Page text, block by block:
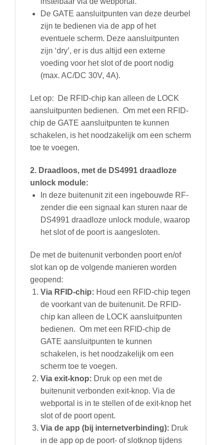
De GATE aansluitpunten van deze deurbel
zijn te bedienen via de app of het
eventuele scherm. Deze aansluitpunten
zijn ‘dry’, er is dus altijd een externe
voeding voor het slot of de poort nodig
(max. AC/DC 30V, 4A).
Let op: De RFID-chip kan alleen de LOCK
aansluitpunten bedienen. Om met een RFID-
chip de GATE aansluitpunten te kunnen
schakelen, is het noodzakelijk om een scherm
toe te voegen.
2. Draadloos, met de DS4991 draadloze
unlock module:
In deze buitenunit zit een ingebouwde RF-
zender die een signaal kan sturen naar de
DS4991 draadloze unlock module, waarop
het slot of de poort is aangesloten.
De met de buitenunit verbonden poort en/of
slot kan op de volgende manieren worden
geopend:
Via RFID-chip: Houd een RFID-chip tegen
de voorkant van de buitenunit. De RFID-
chip kan alleen de LOCK aansluitpunten
bedienen. Om met een RFID-chip de
GATE aansluitpunten te kunnen
schakelen, is het noodzakelijk om een
scherm toe te voegen.
Via exit-knop: Druk op een met de
buitenunit verbonden exit-knop. Via de
webportal is in te stellen of de exit-knop het
slot of de poort opent.
Via de app (bij internetverbinding): Druk
in de app op de poort- of slotknop tijdens